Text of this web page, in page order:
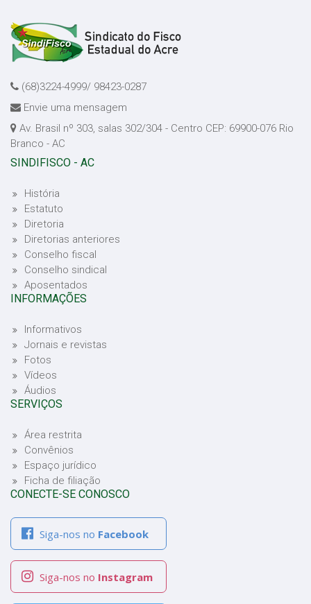
(68)3224-4999/ 98423-0287
Envie uma mensagem
Av. Brasil nº 303, salas 302/304 - Centro CEP: 69900-076 Rio
Branco - AC
SINDIFISCO - AC
História
Estatuto
Diretoria
Diretorias anteriores
Conselho fiscal
Conselho sindical
Aposentados
INFORMAÇÕES
Informativos
Jornais e revistas
Fotos
Vídeos
Áudios
SERVIÇOS
Área restrita
Convênios
Espaço jurídico
Ficha de filiação
CONECTE-SE CONOSCO
Siga-nos no Facebook
Siga-nos no Instagram